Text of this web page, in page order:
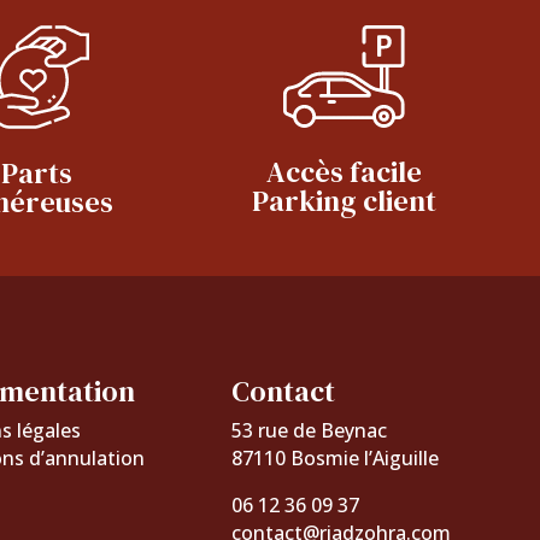
Parts Accès facile
Parking client
légales
d’annulation
Contact
53 rue de Beynac
87110 Bosmie l’Aiguille
06 12 36 09 37
contact@riadzohra.com